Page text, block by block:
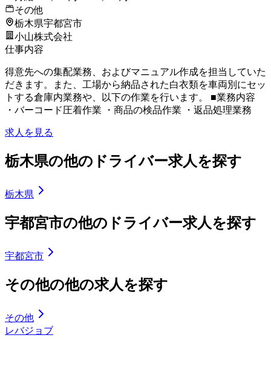
その他
栃木県宇都宮市
小山株式会社
仕事内容
得意先への集配業務、およびマニュアル作成を担当していた
だきます。また、工場から納品された白衣類を車両別にセッ
トする倉庫内業務や、以下の作業を行います。 ■業務内容
・バーコード圧着作業 ・商品の検品作業 ・返品処理業務
求人を見る
栃木県の他のドライバー求人を探す
栃木県
宇都宮市の他のドライバー求人を探す
宇都宮市
その他の他の求人を探す
その他
レバジョブ